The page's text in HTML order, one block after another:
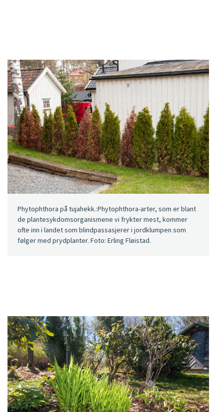
Phytophthora på tujahekk.:Phytophthora-arter, som er blant
de plantesykdomsorganismene vi frykter mest, kommer
ofte inn i landet som blindpassasjerer i jordklumpen som
følger med prydplanter. Foto: Erling Fløistad.